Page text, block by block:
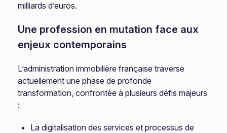
milliards d’euros.
Une profession en mutation face aux
enjeux contemporains
L’administration immobilière française traverse
actuellement une phase de profonde
transformation, confrontée à plusieurs défis majeurs
:
La digitalisation des services et processus de